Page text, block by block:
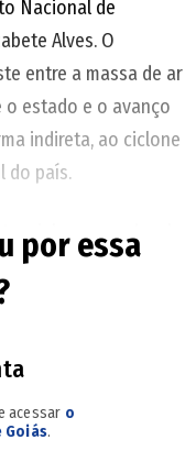
Nacional de
Alves. O
entre a massa de ar
o estado e o avanço
indireta, ao ciclone
do país.
para vendaval,
h e 60 km/h.
frente fria esteja
é o aumento
por essa
acessar o
Goiás.